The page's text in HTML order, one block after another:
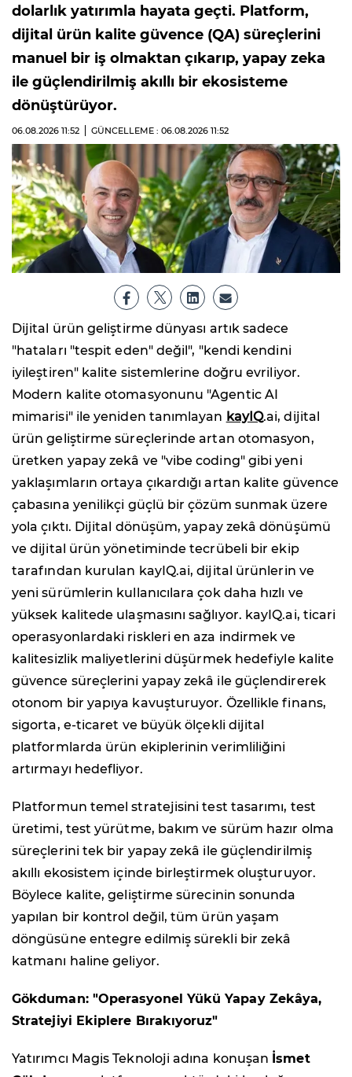
dolarlık yatırımla hayata geçti. Platform,
dijital ürün kalite güvence (QA) süreçlerini
manuel bir iş olmaktan çıkarıp, yapay zeka
ile güçlendirilmiş akıllı bir ekosisteme
dönüştürüyor.
06.08.2026 11:52 GÜNCELLEME : 06.08.2026 11:52
Dijital ürün geliştirme dünyası artık sadece
"hataları "tespit eden" değil", "kendi kendini
iyileştiren" kalite sistemlerine doğru evriliyor.
Modern kalite otomasyonunu "Agentic AI
mimarisi" ile yeniden tanımlayan kayIQ.ai, dijital
ürün geliştirme süreçlerinde artan otomasyon,
üretken yapay zekâ ve "vibe coding" gibi yeni
yaklaşımların ortaya çıkardığı artan kalite güvence
çabasına yenilikçi güçlü bir çözüm sunmak üzere
yola çıktı. Dijital dönüşüm, yapay zekâ dönüşümü
ve dijital ürün yönetiminde tecrübeli bir ekip
tarafından kurulan kayIQ.ai, dijital ürünlerin ve
yeni sürümlerin kullanıcılara çok daha hızlı ve
yüksek kalitede ulaşmasını sağlıyor. kayIQ.ai, ticari
operasyonlardaki riskleri en aza indirmek ve
kalitesizlik maliyetlerini düşürmek hedefiyle kalite
güvence süreçlerini yapay zekâ ile güçlendirerek
otonom bir yapıya kavuşturuyor. Özellikle finans,
sigorta, e-ticaret ve büyük ölçekli dijital
platformlarda ürün ekiplerinin verimliliğini
artırmayı hedefliyor.
Platformun temel stratejisini test tasarımı, test
üretimi, test yürütme, bakım ve sürüm hazır olma
süreçlerini tek bir yapay zekâ ile güçlendirilmiş
akıllı ekosistem içinde birleştirmek oluşturuyor.
Böylece kalite, geliştirme sürecinin sonunda
yapılan bir kontrol değil, tüm ürün yaşam
döngüsüne entegre edilmiş sürekli bir zekâ
katmanı haline geliyor.
Gökduman: "Operasyonel Yükü Yapay Zekâya,
Stratejiyi Ekiplere Bırakıyoruz"
Yatırımcı Magis Teknoloji adına konuşan İsmet